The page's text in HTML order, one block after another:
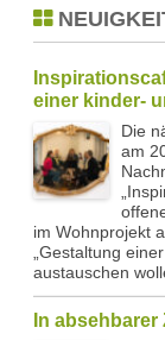
einer kinder-
Die
am
im Wohnprojekt
„Gestaltung
austauschen
In